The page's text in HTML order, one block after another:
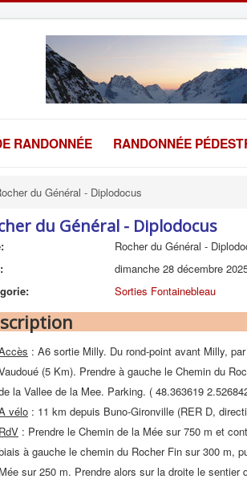
RANDONNÉE RANDONNÉE
du Général - Diplodocus
du Général - Diplodocus
Rocher du Général -
dimanche 28 décembre
Sorties Fontainebleau
: A6 sortie Milly. Du rond-point avant Milly,
(5 Km). Prendre à gauche le Chemin du
la Vallee de la Mee. Parking. ( 48.363619
vélo : 11 km depuis Buno-Gironville (RER D,
RdV : Prendre le Chemin de la Mée sur 750 m et
à gauche le chemin du Rocher Fin sur 300 m,
Mée sur 250 m. Prendre alors sur la droite le